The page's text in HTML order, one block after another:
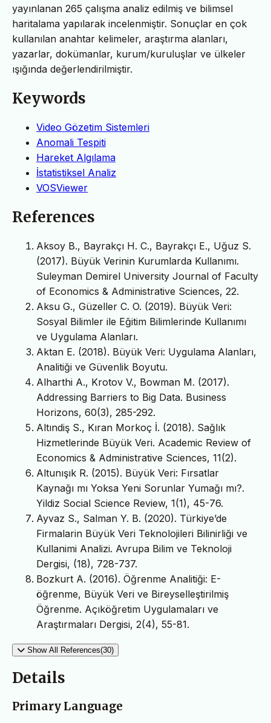
yayınlanan 265 çalışma analiz edilmiş ve bilimsel
haritalama yapılarak incelenmiştir. Sonuçlar en çok
kullanılan anahtar kelimeler, araştırma alanları,
yazarlar, dokümanlar, kurum/kuruluşlar ve ülkeler
ışığında değerlendirilmiştir.
Keywords
Video Gözetim Sistemleri
Anomali Tespiti
Hareket Algılama
İstatistiksel Analiz
VOSViewer
References
Aksoy B., Bayrakçı H. C., Bayrakçı E., Uğuz S.
(2017). Büyük Verinin Kurumlarda Kullanımı.
Suleyman Demirel University Journal of Faculty
of Economics & Administrative Sciences, 22.
Aksu G., Güzeller C. O. (2019). Büyük Veri:
Sosyal Bilimler ile Eğitim Bilimlerinde Kullanımı
ve Uygulama Alanları.
Aktan E. (2018). Büyük Veri: Uygulama Alanları,
Analitiği ve Güvenlik Boyutu.
Alharthi A., Krotov V., Bowman M. (2017).
Addressing Barriers to Big Data. Business
Horizons, 60(3), 285-292.
Altındiş S., Kıran Morkoç İ. (2018). Sağlık
Hizmetlerinde Büyük Veri. Academic Review of
Economics & Administrative Sciences, 11(2).
Altunışık R. (2015). Büyük Veri: Fırsatlar
Kaynağı mı Yoksa Yeni Sorunlar Yumağı mı?.
Yildiz Social Science Review, 1(1), 45-76.
Ayvaz S., Salman Y. B. (2020). Türkiye’de
Firmalarin Büyük Veri Teknolojileri Bilinirliği ve
Kullanimi Analizi. Avrupa Bilim ve Teknoloji
Dergisi, (18), 728-737.
Bozkurt A. (2016). Öğrenme Analitiği: E-
öğrenme, Büyük Veri ve Bireyselleştirilmiş
Öğrenme. Açıköğretim Uygulamaları ve
Araştırmaları Dergisi, 2(4), 55-81.
Show All References(30)
Details
Primary Language